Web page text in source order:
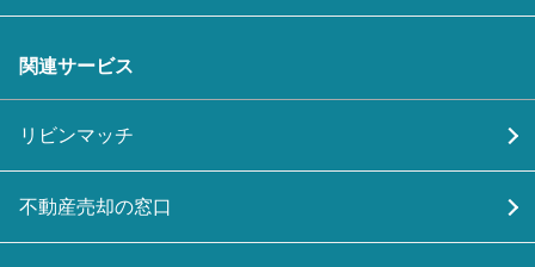
関連サービス
リビンマッチ
不動産売却の窓口